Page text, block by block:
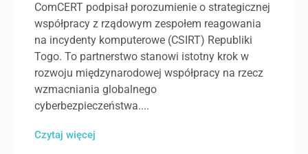
ComCERT podpisał porozumienie o strategicznej
współpracy z rządowym zespołem reagowania
na incydenty komputerowe (CSIRT) Republiki
Togo. To partnerstwo stanowi istotny krok w
rozwoju międzynarodowej współpracy na rzecz
wzmacniania globalnego
cyberbezpieczeństwa....
Czytaj więcej